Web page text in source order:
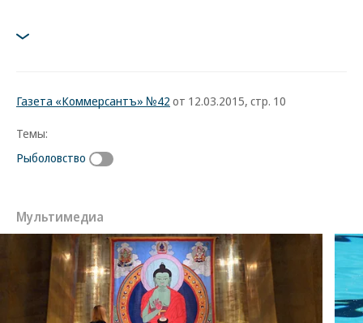
Газета «Коммерсантъ» №42 от 12.03.2015, стр. 10
Темы:
Рыболовство
Мультимедиа